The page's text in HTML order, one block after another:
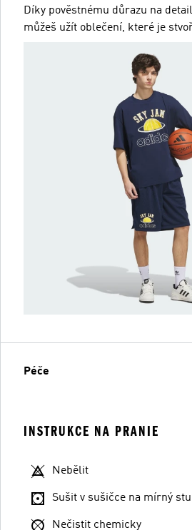
Díky pověstnému důrazu na
můžeš užít oblečení, které je
Péče
INSTRUKCE NA PRANIE
Nebělit
Sušit v sušičce na mírný
Nečistit chemicky